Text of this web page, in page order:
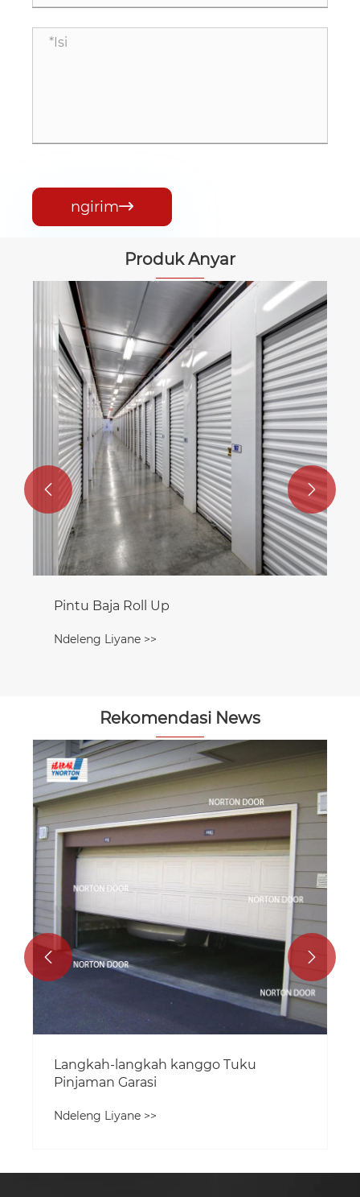
ngirim
Produk Anyar
Pintu Baja Roll Up
Ndeleng Liyane >>
 
Rekomendasi News
Langkah-langkah kanggo Tuku
Pinjaman Garasi
Ndeleng Liyane >>
 